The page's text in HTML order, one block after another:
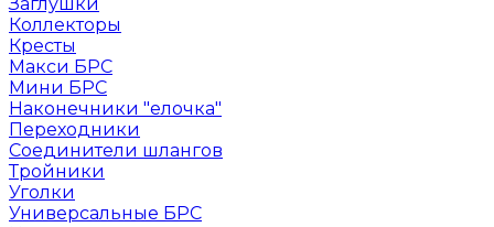
Коллекторы
Кресты
Макси БРС
Мини БРС
Наконечники "елочка"
Переходники
Соединители шлангов
Тройники
Уголки
Универсальные БРС